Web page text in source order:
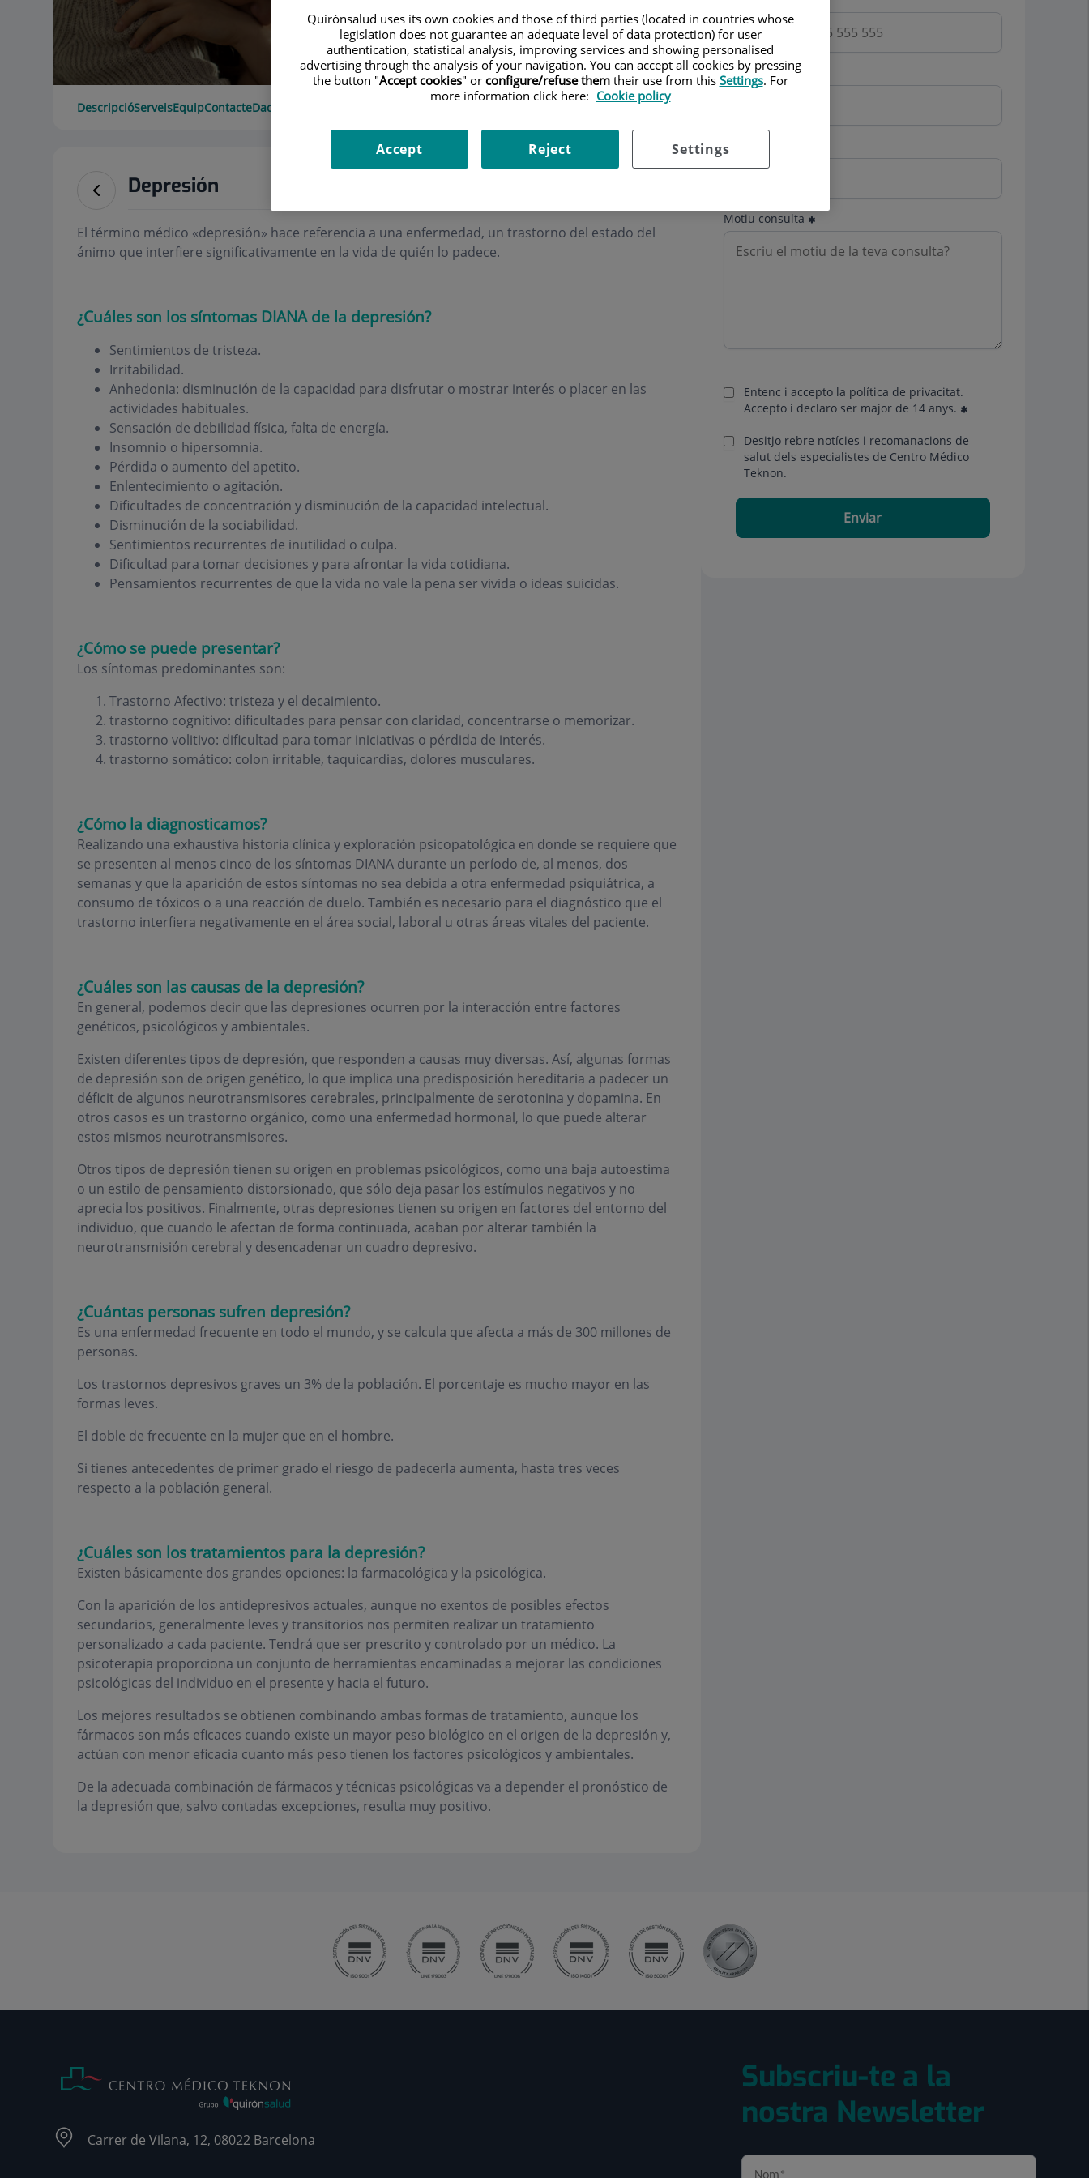
DescripcióServeisEquipContacteDades d'interès
Depresión
El término médico «depresión» hace referencia a una enfermedad, un trastorno del estado del
ánimo que interfiere significativamente en la vida de quién lo padece.
¿Cuáles son los síntomas DIANA de la depresión?
Sentimientos de tristeza.
Irritabilidad.
Anhedonia: disminución de la capacidad para disfrutar o mostrar interés o placer en las
actividades habituales.
Sensación de debilidad física, falta de energía.
Insomnio o hipersomnia.
Pérdida o aumento del apetito.
Enlentecimiento o agitación.
Dificultades de concentración y disminución de la capacidad intelectual.
Disminución de la sociabilidad.
Sentimientos recurrentes de inutilidad o culpa.
Dificultad para tomar decisiones y para afrontar la vida cotidiana.
Pensamientos recurrentes de que la vida no vale la pena ser vivida o ideas suicidas.
¿Cómo se puede presentar?
Los síntomas predominantes son:
Trastorno Afectivo: tristeza y el decaimiento.
trastorno cognitivo: dificultades para pensar con claridad, concentrarse o memorizar.
trastorno volitivo: dificultad para tomar iniciativas o pérdida de interés.
trastorno somático: colon irritable, taquicardias, dolores musculares.
¿Cómo la diagnosticamos?
Realizando una exhaustiva historia clínica y exploración psicopatológica en donde se requiere que
se presenten al menos cinco de los síntomas DIANA durante un período de, al menos, dos
semanas y que la aparición de estos síntomas no sea debida a otra enfermedad psiquiátrica, a
consumo de tóxicos o a una reacción de duelo. También es necesario para el diagnóstico que el
trastorno interfiera negativamente en el área social, laboral u otras áreas vitales del paciente.
¿Cuáles son las causas de la depresión?
En general, podemos decir que las depresiones ocurren por la interacción entre factores
genéticos, psicológicos y ambientales.
Existen diferentes tipos de depresión, que responden a causas muy diversas. Así, algunas formas
de depresión son de origen genético, lo que implica una predisposición hereditaria a padecer un
déficit de algunos neurotransmisores cerebrales, principalmente de serotonina y dopamina. En
otros casos es un trastorno orgánico, como una enfermedad hormonal, lo que puede alterar
estos mismos neurotransmisores.
Otros tipos de depresión tienen su origen en problemas psicológicos, como una baja autoestima
o un estilo de pensamiento distorsionado, que sólo deja pasar los estímulos negativos y no
aprecia los positivos. Finalmente, otras depresiones tienen su origen en factores del entorno del
individuo, que cuando le afectan de forma continuada, acaban por alterar también la
neurotransmisión cerebral y desencadenar un cuadro depresivo.
¿Cuántas personas sufren depresión?
Es una enfermedad frecuente en todo el mundo, y se calcula que afecta a más de 300 millones de
personas.
Los trastornos depresivos graves un 3% de la población. El porcentaje es mucho mayor en las
formas leves.
El doble de frecuente en la mujer que en el hombre.
Si tienes antecedentes de primer grado el riesgo de padecerla aumenta, hasta tres veces
respecto a la población general.
¿Cuáles son los tratamientos para la depresión?
Existen básicamente dos grandes opciones: la farmacológica y la psicológica.
Con la aparición de los antidepresivos actuales, aunque no exentos de posibles efectos
secundarios, generalmente leves y transitorios nos permiten realizar un tratamiento
personalizado a cada paciente. Tendrá que ser prescrito y controlado por un médico. La
psicoterapia proporciona un conjunto de herramientas encaminadas a mejorar las condiciones
psicológicas del individuo en el presente y hacia el futuro.
Los mejores resultados se obtienen combinando ambas formas de tratamiento, aunque los
fármacos son más eficaces cuando existe un mayor peso biológico en el origen de la depresión y,
actúan con menor eficacia cuanto más peso tienen los factores psicológicos y ambientales.
De la adecuada combinación de fármacos y técnicas psicológicas va a depender el pronóstico de
la depresión que, salvo contadas excepciones, resulta muy positivo.
Email
Mutua
Motiu consulta
Entenc i accepto la política de privacitat.
Accepto i declaro ser major de 14 anys.
Desitjo rebre notícies i recomanacions de
salut dels especialistes de Centro Médico
Teknon.
Enviar
Carrer de Vilana, 12, 08022 Barcelona
Subscriu-te a la
nostra Newsletter
Quirónsalud uses its own cookies and those of third parties (located in countries whose
legislation does not guarantee an adequate level of data protection) for user
authentication, statistical analysis, improving services and showing personalised
advertising through the analysis of your navigation. You can accept all cookies by pressing
the button "Accept cookies" or configure/refuse themtheir use from this Settings. For
more information click here: Cookie policy
Settings
Reject
Accept